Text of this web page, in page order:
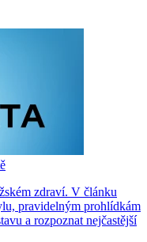
zdraví. V článku
pravidelným prohlídkám
a rozpoznat nejčastější